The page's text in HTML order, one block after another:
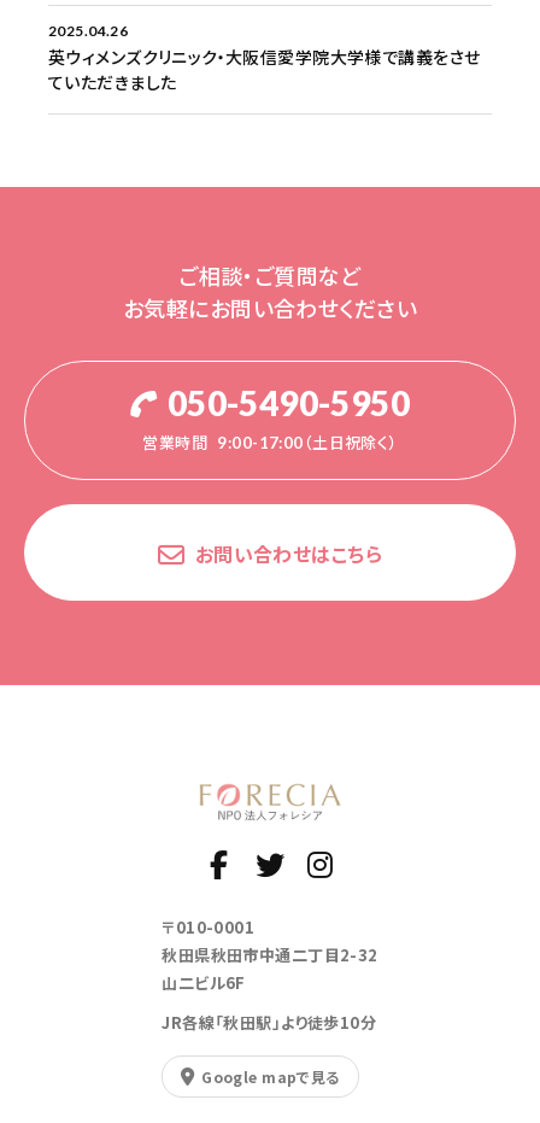
2025.04.26
英ウィメンズクリニック・大阪信愛学院大学様で講義をさせ
ていただきました
ご相談・ご質問など
お気軽にお問い合わせください
050-5490-5950
営業時間 9:00-17:00（土日祝除く）
お問い合わせはこちら
〒010-0001
秋田県秋田市中通二丁目2-32
山二ビル6F
JR各線「秋田駅」より徒歩10分
Google mapで見る